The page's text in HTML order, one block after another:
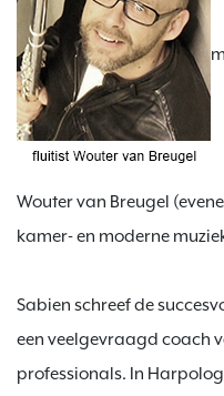
Wouter van Breugel
kamer- en moderne
Sabien schreef de
een veelgevraagd coach
professionals. In